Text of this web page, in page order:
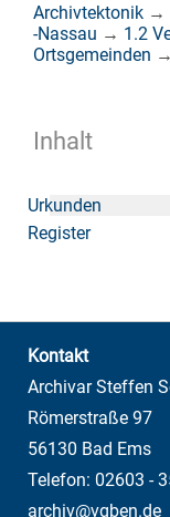
Archivtektonik →
-Nassau → 1.2
Ortsgemeinden →
Inhalt
Urkunden
Register
Kontakt
Archivar Steffen
Römerstraße 97
56130 Bad Ems
Telefon: 02603 -
archiv@vgben.de